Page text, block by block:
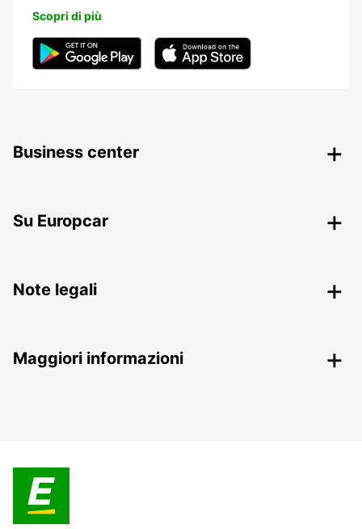
Scopri di più
Business center
Su Europcar
Note legali
Maggiori informazioni